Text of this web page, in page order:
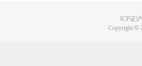
ICP证
Copyright ©